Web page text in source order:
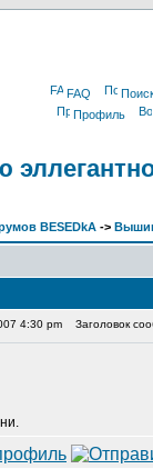
FAQ
Профиль
BESEDkA ->
4:30 pm Заголовок